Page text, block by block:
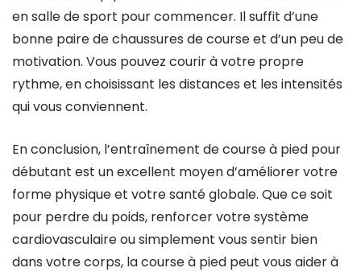
en salle de sport pour commencer. Il suffit d’une
bonne paire de chaussures de course et d’un peu de
motivation. Vous pouvez courir à votre propre
rythme, en choisissant les distances et les intensités
qui vous conviennent.
En conclusion, l’entraînement de course à pied pour
débutant est un excellent moyen d’améliorer votre
forme physique et votre santé globale. Que ce soit
pour perdre du poids, renforcer votre système
cardiovasculaire ou simplement vous sentir bien
dans votre corps, la course à pied peut vous aider à